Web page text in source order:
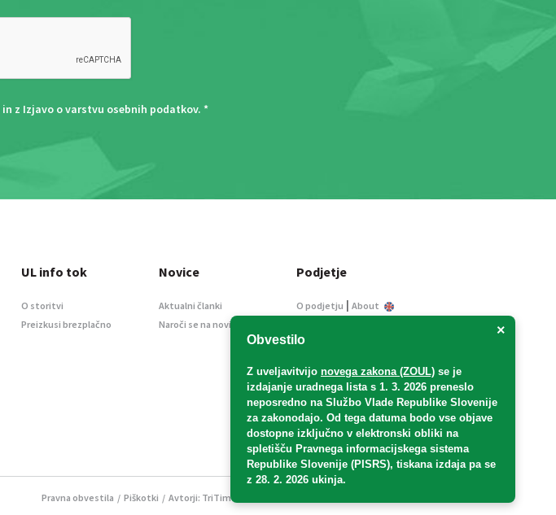
in z Izjavo o varstvu osebnih podatkov. *
×
Obvestilo
Z uveljavitvijo novega zakona (ZOUL) se je
izdajanje uradnega lista s 1. 3. 2026 preneslo
neposredno na Službo Vlade Republike Slovenije
za zakonodajo. Od tega datuma bodo vse objave
dostopne izključno v elektronski obliki na
spletišču Pravnega informacijskega sistema
Republike Slovenije (PISRS), tiskana izdaja pa se
z 28. 2. 2026 ukinja.
UL info tok
O storitvi
Preizkusi brezplačno
Novice
Aktualni članki
Naroči se na novice
Podjetje
O podjetju | About
Informacije javnega
Oglaševanje
Splošni pogoji
Izjava o varstvu osebnih
podatkov
E-dražbe
Pravna obvestila / Piškotki / Avtorji: TriTim spletna agencija